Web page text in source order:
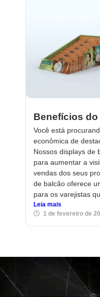
Benefícios
Você está
econômica de
Nossos displays de
para aumentar a
vendas dos seus
de balcão oferece
para os varejistas
Leia mais
1 de fevereiro de